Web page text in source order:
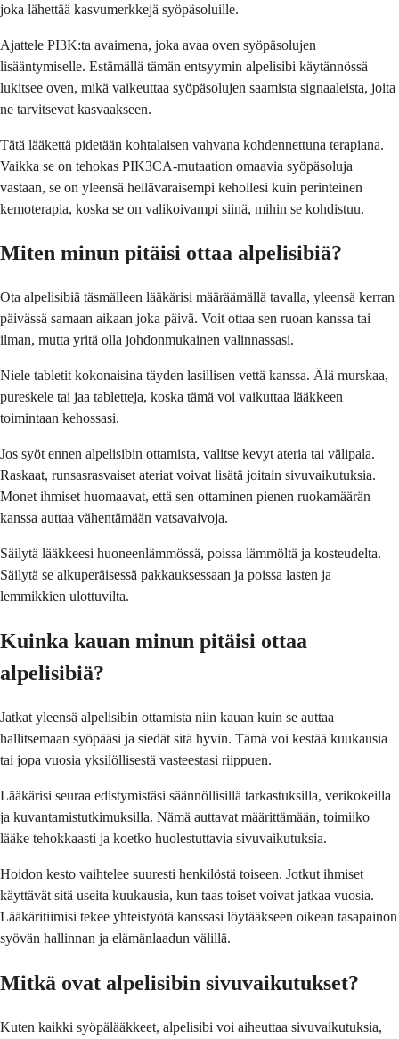
joka lähettää kasvumerkkejä syöpäsoluille.
Ajattele PI3K:ta avaimena, joka avaa oven syöpäsolujen
lisääntymiselle. Estämällä tämän entsyymin alpelisibi käytännössä
lukitsee oven, mikä vaikeuttaa syöpäsolujen saamista signaaleista, joita
ne tarvitsevat kasvaakseen.
Tätä lääkettä pidetään kohtalaisen vahvana kohdennettuna terapiana.
Vaikka se on tehokas PIK3CA-mutaation omaavia syöpäsoluja
vastaan, se on yleensä hellävaraisempi kehollesi kuin perinteinen
kemoterapia, koska se on valikoivampi siinä, mihin se kohdistuu.
Miten minun pitäisi ottaa alpelisibiä?
Ota alpelisibiä täsmälleen lääkärisi määräämällä tavalla, yleensä kerran
päivässä samaan aikaan joka päivä. Voit ottaa sen ruoan kanssa tai
ilman, mutta yritä olla johdonmukainen valinnassasi.
Niele tabletit kokonaisina täyden lasillisen vettä kanssa. Älä murskaa,
pureskele tai jaa tabletteja, koska tämä voi vaikuttaa lääkkeen
toimintaan kehossasi.
Jos syöt ennen alpelisibin ottamista, valitse kevyt ateria tai välipala.
Raskaat, runsasrasvaiset ateriat voivat lisätä joitain sivuvaikutuksia.
Monet ihmiset huomaavat, että sen ottaminen pienen ruokamäärän
kanssa auttaa vähentämään vatsavaivoja.
Säilytä lääkkeesi huoneenlämmössä, poissa lämmöltä ja kosteudelta.
Säilytä se alkuperäisessä pakkauksessaan ja poissa lasten ja
lemmikkien ulottuvilta.
Kuinka kauan minun pitäisi ottaa
alpelisibiä?
Jatkat yleensä alpelisibin ottamista niin kauan kuin se auttaa
hallitsemaan syöpääsi ja siedät sitä hyvin. Tämä voi kestää kuukausia
tai jopa vuosia yksilöllisestä vasteestasi riippuen.
Lääkärisi seuraa edistymistäsi säännöllisillä tarkastuksilla, verikokeilla
ja kuvantamistutkimuksilla. Nämä auttavat määrittämään, toimiiko
lääke tehokkaasti ja koetko huolestuttavia sivuvaikutuksia.
Hoidon kesto vaihtelee suuresti henkilöstä toiseen. Jotkut ihmiset
käyttävät sitä useita kuukausia, kun taas toiset voivat jatkaa vuosia.
Lääkäritiimisi tekee yhteistyötä kanssasi löytääkseen oikean tasapainon
syövän hallinnan ja elämänlaadun välillä.
Mitkä ovat alpelisibin sivuvaikutukset?
Kuten kaikki syöpälääkkeet, alpelisibi voi aiheuttaa sivuvaikutuksia,